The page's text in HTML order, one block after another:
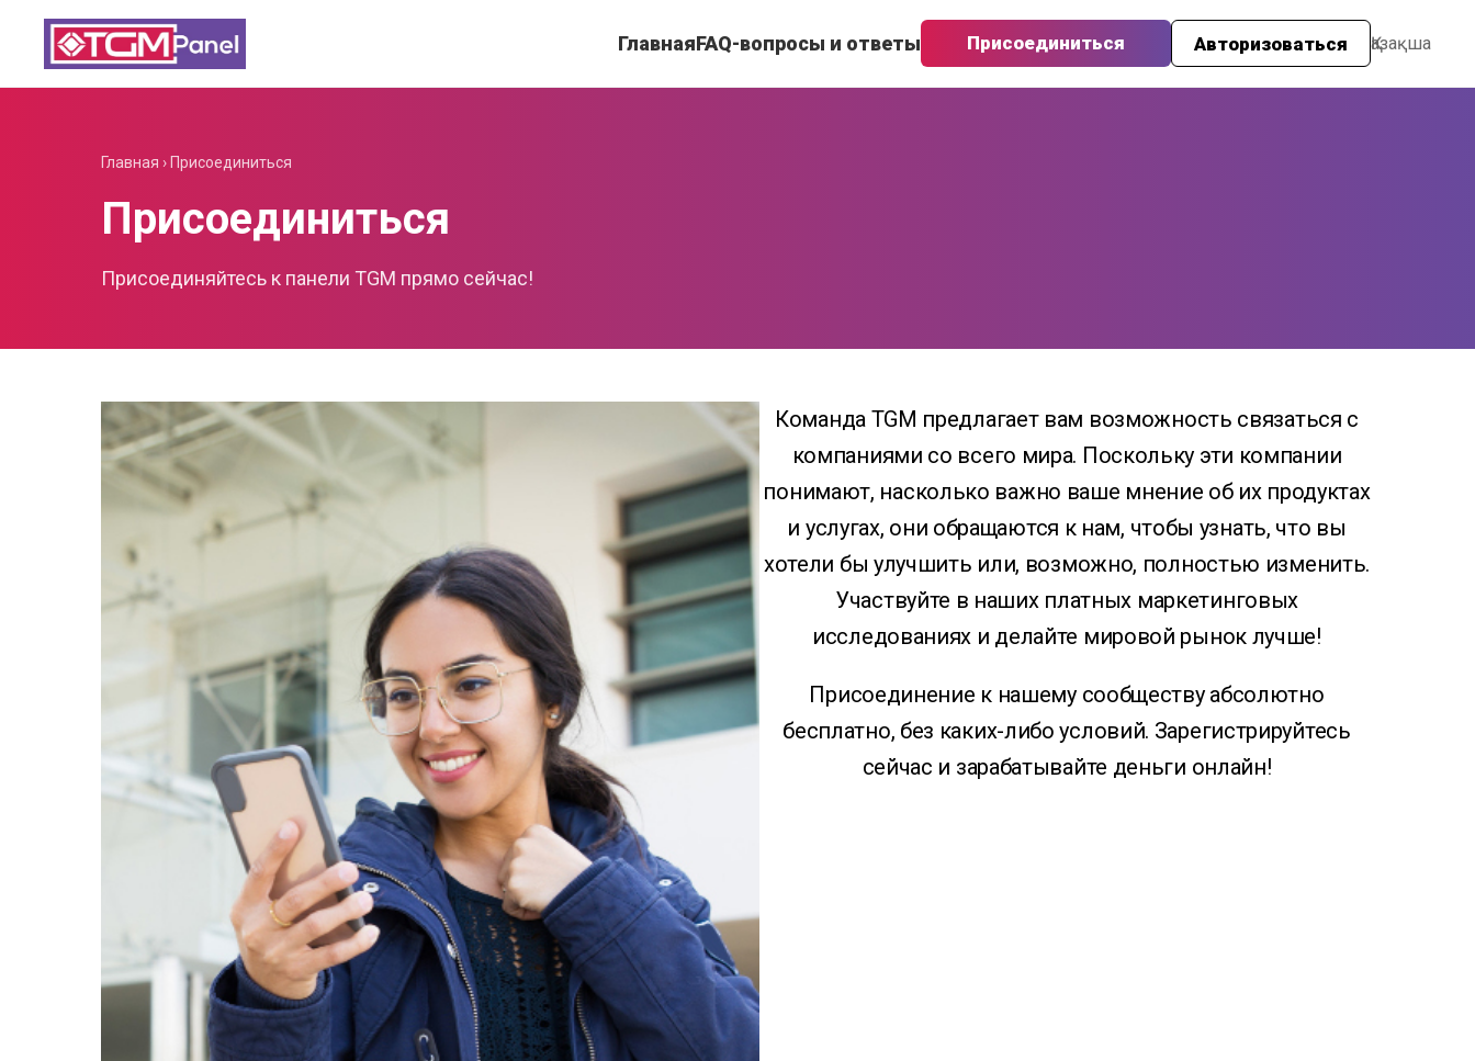
ГлавнаяFAQ-вопросы и ответы Присоединиться Авторизоваться Қазақша
Главная › Присоединиться
Присоединиться
Присоединяйтесь к панели TGM прямо сейчас!
Команда TGM предлагает вам возможность связаться с
компаниями со всего мира. Поскольку эти компании
понимают, насколько важно ваше мнение об их продуктах
и услугах, они обращаются к нам, чтобы узнать, что вы
хотели бы улучшить или, возможно, полностью изменить.
Участвуйте в наших платных маркетинговых
исследованиях и делайте мировой рынок лучше!
Присоединение к нашему сообществу абсолютно
бесплатно, без каких-либо условий. Зарегистрируйтесь
сейчас и зарабатывайте деньги онлайн!